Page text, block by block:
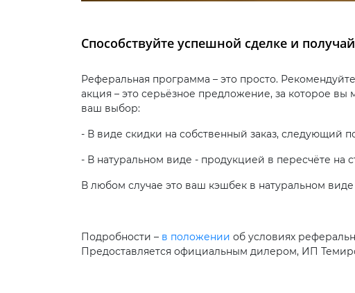
Способствуйте успешной сделке и
Реферальная программа – это просто.
акция – это серьёзное предложение, за которое вы
ваш выбор:
- В виде скидки на собственный заказ, следующий
- В натуральном виде - продукцией в пересчёте на
В любом случае это ваш кэшбек в натуральном
Подробности – в положении об условиях
Предоставляется официальным дилером, ИП